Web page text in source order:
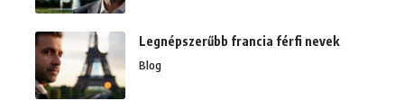
Legnépszerűbb francia férfi nevek
Blog